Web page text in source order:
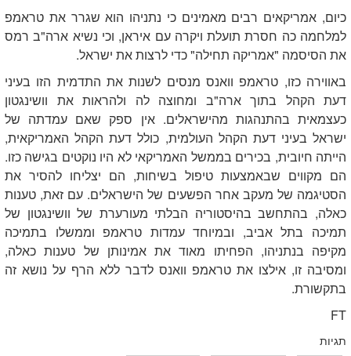
כיום, אמריקאים רבים מאמינים כי נתניהו הוא שגרר את טראמפ
למלחמה כה חסרת תועלת ויקרה עם איראן, וכי נשיא ארה"ב רמס
את הסיסמה "אמריקה תחילה" כדי לרצות את ישראל.
באווירה כזו, טראמפ וואנס מנסים לשנות את התדמית הזו בעיני
דעת הקהל בתוך ארה"ב ומחוצה לה ולהראות את וושינגטון
כעצמאית בהתנהגות מהישראלים. אין ספק שאם עמדתה של
ישראל בעיני דעת הקהל העולמית, כולל דעת הקהל האמריקאית,
הייתה חיובית, בכירים בממשל האמריקאי לא היו נוקטים בגישה כזו.
הם מקווים שבאמצעות טיפול בשיחות, הם יצליחו להסיר את
הסטיגמה של מעקב אחר הפשעים של הישראלים. עם זאת, טענות
כאלה, בהתחשב בהיסטוריה הבלתי מעורערת של וושינגטון של
תמיכה בתל אביב, ובמיוחד עמדות טראמפ וממשלו בתמיכה
מקיפה בנתניהו, הפחיתו מאוד את אמינותן של טענות כאלה,
ומסיבה זו, אילצו את טראמפ וואנס לדבר ללא הרף על נושא זה
בתקשורת.
FT
תגיות